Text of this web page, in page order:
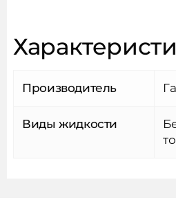
Производитель
Виды жидкости